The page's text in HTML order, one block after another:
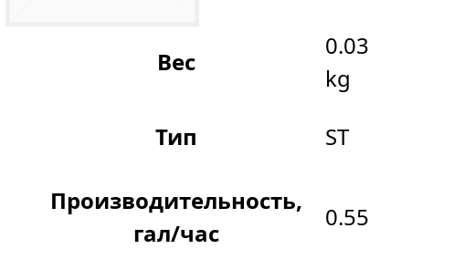
Вес
0.03
kg
Тип
ST
Производительность,
гал/час
0.55